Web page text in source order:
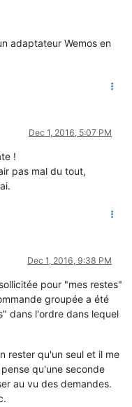
adaptateur Wemos en
Dec 1, 2016, 5:07 PM
!
pas mal du tout,
Dec 1, 2016, 9:38 PM
pour "mes restes"
groupée a été
dans l'ordre dans lequel
rester qu'un seul et il me
qu'une seconde
au vu des demandes.